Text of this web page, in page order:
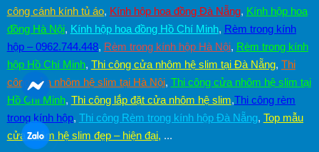
công cánh kính tủ áo, Kính hộp hoa đồng Đà Nẵng, Kính hộp hoa
đồng Hà Nội, Kính hộp hoa đồng Hồ Chí Minh, Rèm trong kính
hộp – 0962.744.448, Rèm trong kính hộp Hà Nội, Rèm trong kính
hộp Hồ Chí Minh, Thi công cửa nhôm hệ slim tại Đà Nẵng, Thi
công cửa nhôm hệ slim tại Hà Nội, Thi công cửa nhôm hệ slim tại
Hồ Chí Minh, Thi công lắp đặt cửa nhôm hệ slim,Thi công rèm
trong kính hộp, Thi công Rèm trong kính hộp Đà Nẵng, Top mẫu
cửa nhôm hệ slim đẹp – hiện đại, ...